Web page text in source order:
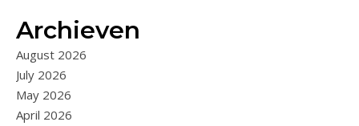
Archieven
August 2026
July 2026
May 2026
April 2026